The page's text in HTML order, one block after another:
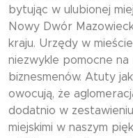
bytując w ulubionej
Nowy Dwór
kraju. Urzędy w
niezwykle pomocne
biznesmenów. Atuty
owocują, że
dodatnio w
miejskimi w naszym